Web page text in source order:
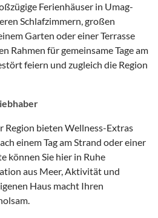
Ferienhäuser in Umag-
Schlafzimmern, großen
Garten oder einer Terrasse
Rahmen für gemeinsame Tage am
feiern und zugleich die Region
Region bieten Wellness-Extras
einem Tag am Strand oder einer
können Sie hier in Ruhe
aus Meer, Aktivität und
Haus macht Ihren